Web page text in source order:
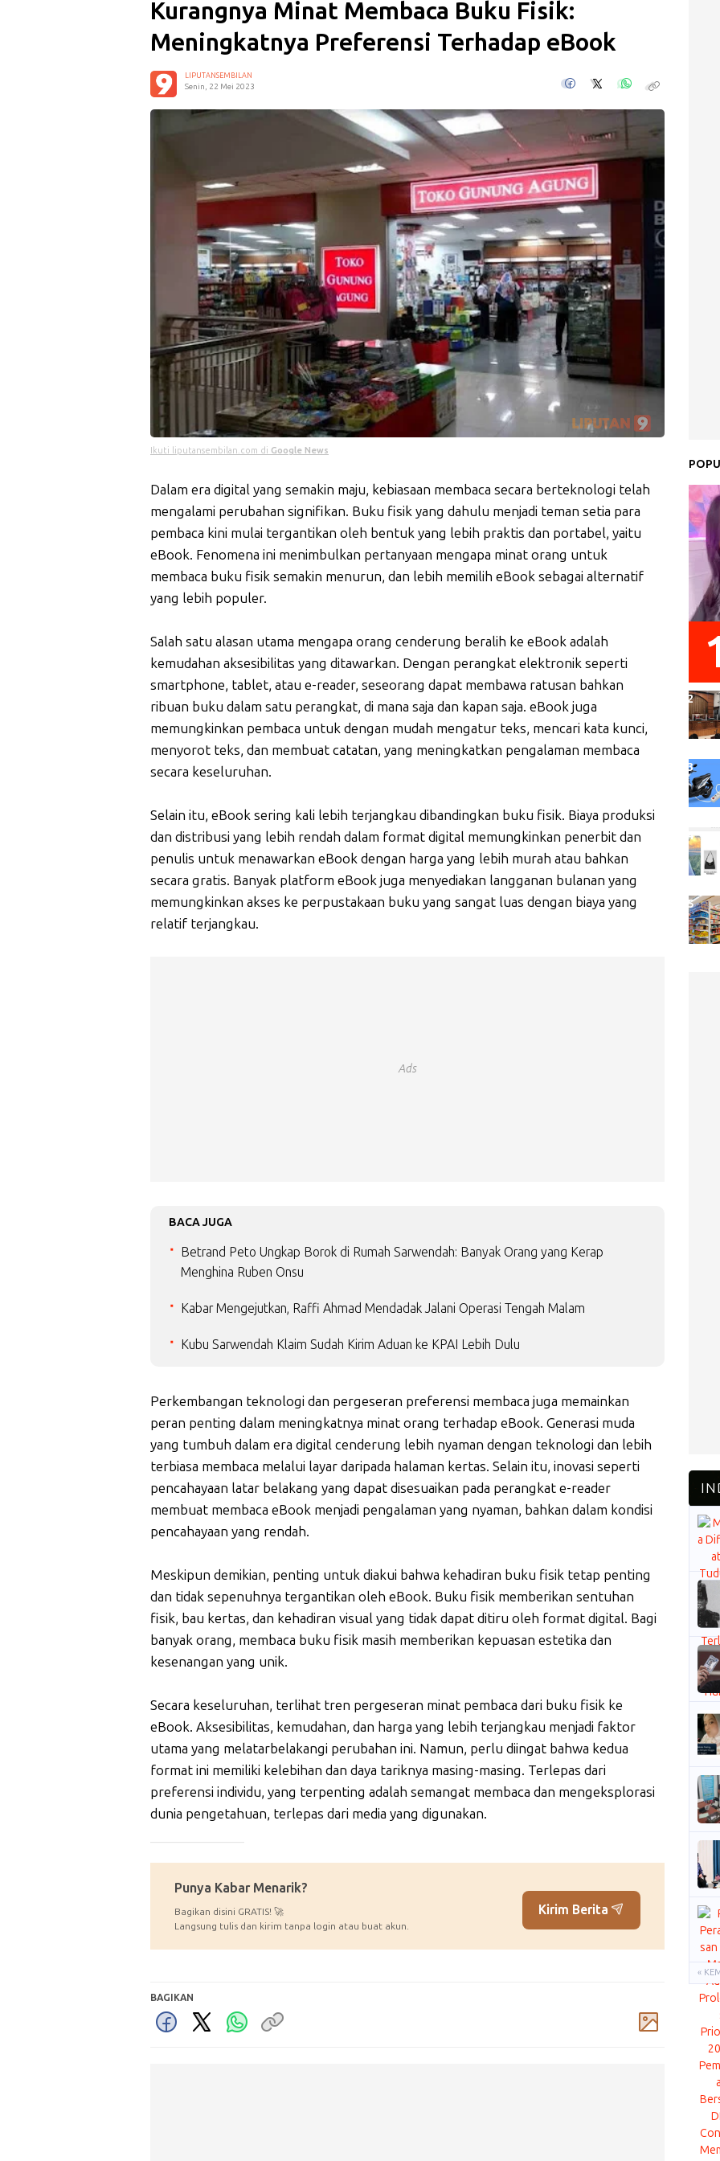
Kurangnya Minat Membaca Buku Fisik:
Meningkatnya Preferensi Terhadap eBook
LIPUTANSEMBILAN
Senin, 22 Mei 2023
Ikuti liputansembilan.com di Google News
Dalam era digital yang semakin maju, kebiasaan membaca secara berteknologi telah
mengalami perubahan signifikan. Buku fisik yang dahulu menjadi teman setia para
pembaca kini mulai tergantikan oleh bentuk yang lebih praktis dan portabel, yaitu
eBook. Fenomena ini menimbulkan pertanyaan mengapa minat orang untuk
membaca buku fisik semakin menurun, dan lebih memilih eBook sebagai alternatif
yang lebih populer.
Salah satu alasan utama mengapa orang cenderung beralih ke eBook adalah
kemudahan aksesibilitas yang ditawarkan. Dengan perangkat elektronik seperti
smartphone, tablet, atau e-reader, seseorang dapat membawa ratusan bahkan
ribuan buku dalam satu perangkat, di mana saja dan kapan saja. eBook juga
memungkinkan pembaca untuk dengan mudah mengatur teks, mencari kata kunci,
menyorot teks, dan membuat catatan, yang meningkatkan pengalaman membaca
secara keseluruhan.
Selain itu, eBook sering kali lebih terjangkau dibandingkan buku fisik. Biaya produksi
dan distribusi yang lebih rendah dalam format digital memungkinkan penerbit dan
penulis untuk menawarkan eBook dengan harga yang lebih murah atau bahkan
secara gratis. Banyak platform eBook juga menyediakan langganan bulanan yang
memungkinkan akses ke perpustakaan buku yang sangat luas dengan biaya yang
relatif terjangkau.
Ads
BACA JUGA
Betrand Peto Ungkap Borok di Rumah Sarwendah: Banyak Orang yang Kerap
Menghina Ruben Onsu
Kabar Mengejutkan, Raffi Ahmad Mendadak Jalani Operasi Tengah Malam
Kubu Sarwendah Klaim Sudah Kirim Aduan ke KPAI Lebih Dulu
Perkembangan teknologi dan pergeseran preferensi membaca juga memainkan
peran penting dalam meningkatnya minat orang terhadap eBook. Generasi muda
yang tumbuh dalam era digital cenderung lebih nyaman dengan teknologi dan lebih
terbiasa membaca melalui layar daripada halaman kertas. Selain itu, inovasi seperti
pencahayaan latar belakang yang dapat disesuaikan pada perangkat e-reader
membuat membaca eBook menjadi pengalaman yang nyaman, bahkan dalam kondisi
pencahayaan yang rendah.
Meskipun demikian, penting untuk diakui bahwa kehadiran buku fisik tetap penting
dan tidak sepenuhnya tergantikan oleh eBook. Buku fisik memberikan sentuhan
fisik, bau kertas, dan kehadiran visual yang tidak dapat ditiru oleh format digital. Bagi
banyak orang, membaca buku fisik masih memberikan kepuasan estetika dan
kesenangan yang unik.
Secara keseluruhan, terlihat tren pergeseran minat pembaca dari buku fisik ke
eBook. Aksesibilitas, kemudahan, dan harga yang lebih terjangkau menjadi faktor
utama yang melatarbelakangi perubahan ini. Namun, perlu diingat bahwa kedua
format ini memiliki kelebihan dan daya tariknya masing-masing. Terlepas dari
preferensi individu, yang terpenting adalah semangat membaca dan mengeksplorasi
dunia pengetahuan, terlepas dari media yang digunakan.
Punya Kabar Menarik?
Bagikan disini GRATIS! 🚀
Langsung tulis dan kirim tanpa login atau buat akun.
Kirim Berita
BAGIKAN
«